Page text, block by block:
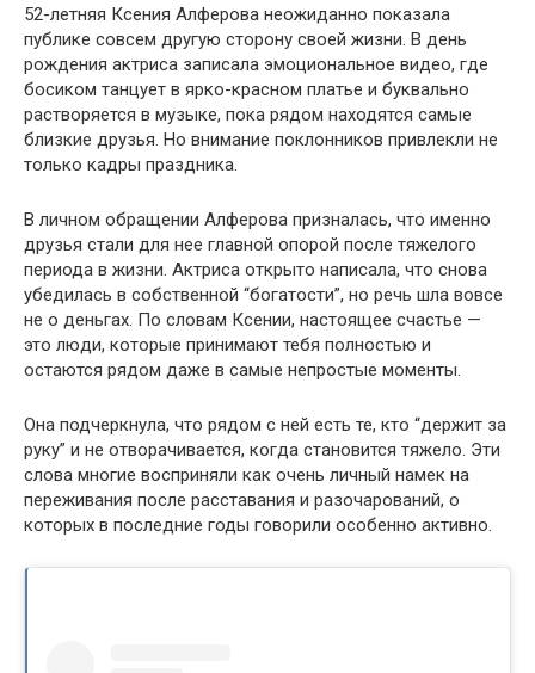
52-летняя Ксения Алферова неожиданно показала
публике совсем другую сторону своей жизни. В день
рождения актриса записала эмоциональное видео, где
босиком танцует в ярко-красном платье и буквально
растворяется в музыке, пока рядом находятся самые
близкие друзья. Но внимание поклонников привлекли не
только кадры праздника.
В личном обращении Алферова призналась, что именно
друзья стали для нее главной опорой после тяжелого
периода в жизни. Актриса открыто написала, что снова
убедилась в собственной “богатости”, но речь шла вовсе
не о деньгах. По словам Ксении, настоящее счастье —
это люди, которые принимают тебя полностью и
остаются рядом даже в самые непростые моменты.
Она подчеркнула, что рядом с ней есть те, кто “держит за
руку” и не отворачивается, когда становится тяжело. Эти
слова многие восприняли как очень личный намек на
переживания после расставания и разочарований, о
которых в последние годы говорили особенно активно.